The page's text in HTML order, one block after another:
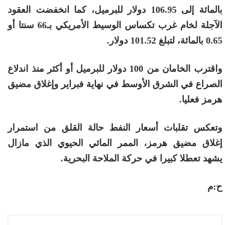
بالمائة إلى 106.95 دولار للبرميل، كما انخفضت العقود
الآجلة لخام غرب تكساس الوسيط الأمريكي بـ66 سنتا أو
0.65 بالمائة، لتبلغ 101.52 دولار.
واقترب الخامان من 100 دولار للبرميل أو أكثر منذ اندلاع
الصراع في الشرق الأوسط في نهاية فبراير وإغلاق مضيق
هرمز فعليا.
وتعكس تقلبات أسعار النفط حالة القلق من استمرار
إغلاق مضيق هرمز، الممر المائي الحيوي الذي مازال
يشهد تعطلا كبيرا في حركة الملاحة البحرية.
ح:م